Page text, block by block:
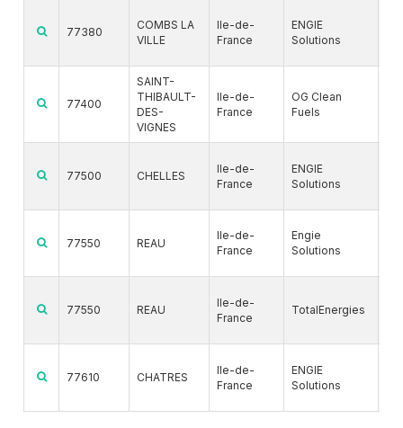
77380
COMBS LA
VILLE
Ile-de-
France
ENGIE
Solutions
77400
SAINT-
THIBAULT-
DES-
VIGNES
Ile-de-
France
OG Clean
Fuels
77500 CHELLES
Ile-de-
France
ENGIE
Solutions
77550 REAU
Ile-de-
France
Engie
Solutions
77550 REAU
Ile-de-
France
TotalEnergies
77610 CHATRES
Ile-de-
France
ENGIE
Solutions